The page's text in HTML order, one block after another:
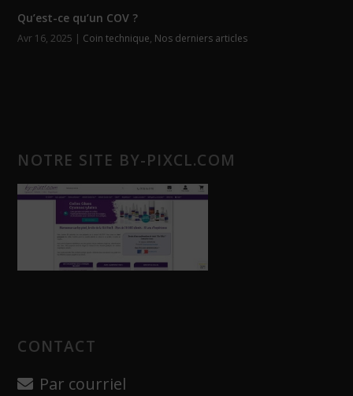
Qu’est-ce qu’un COV ?
Avr 16, 2025 | Coin technique, Nos derniers articles
NOTRE SITE BY-PIXCL.COM
CONTACT
Par courriel